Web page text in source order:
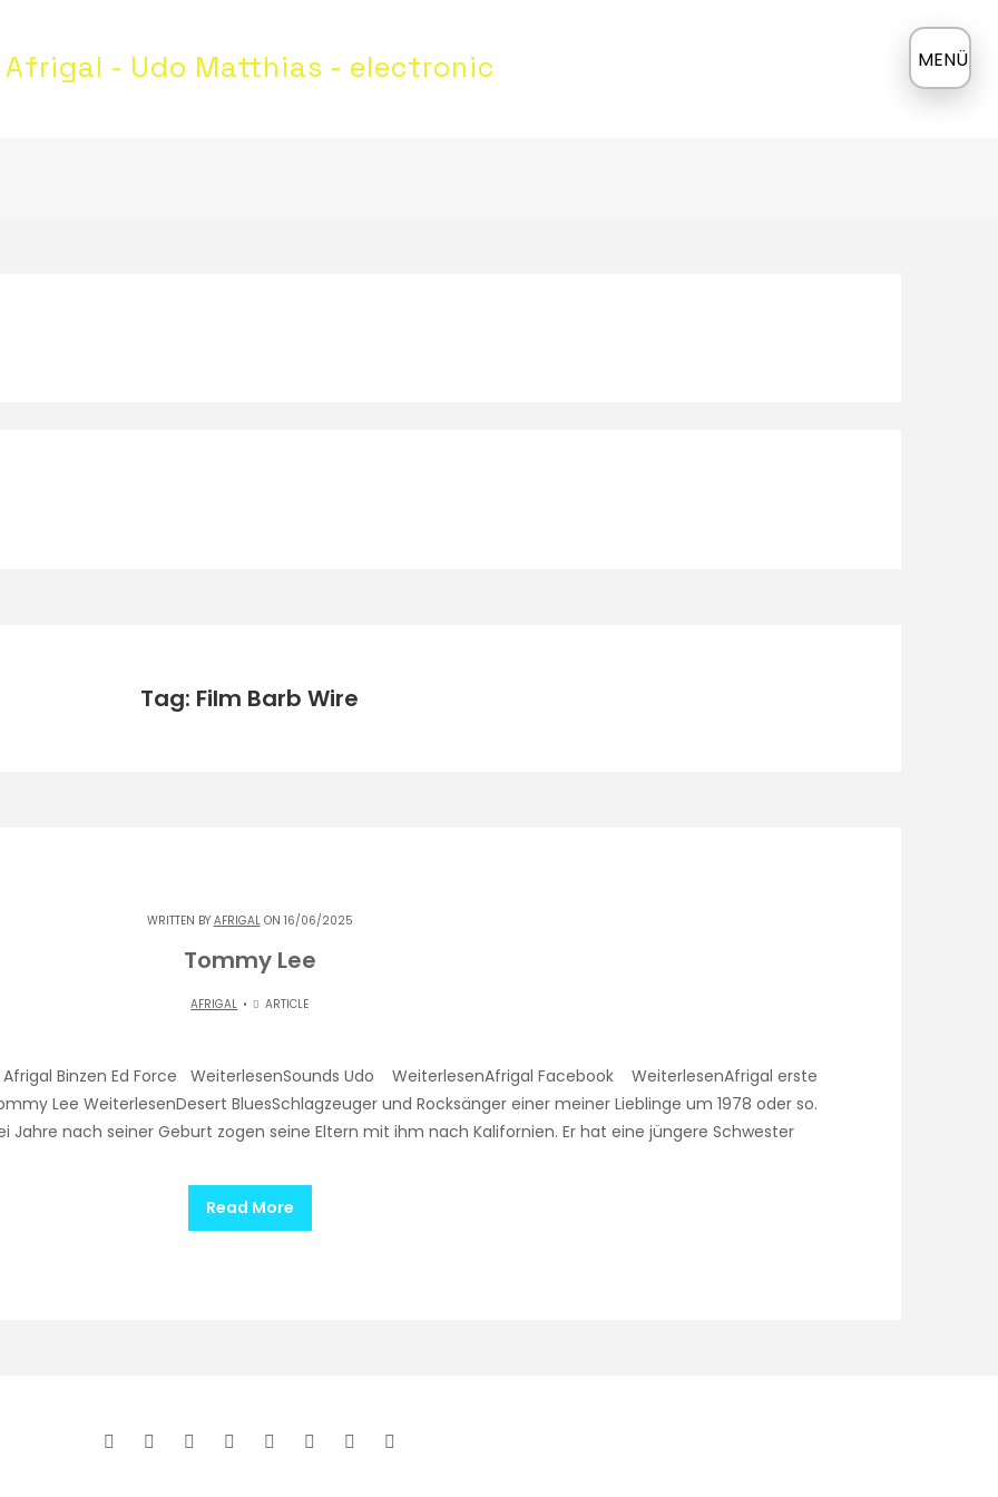
Afrigal - Udo Matthias - electronic ≡
Tag: Film Barb Wire
WRITTEN BY AFRIGALON 16/06/2025
Tommy Lee
AFRIGAL ARTICLE
Binzen Ed Force WeiterlesenSounds Udo WeiterlesenAfrigal Facebook WeiterlesenAfrigal erste
Lee WeiterlesenDesert BluesSchlagzeuger und Rocksänger einer meiner Lieblinge um 1978 oder so.
Jahre nach seiner Geburt zogen seine Eltern mit ihm nach Kalifornien. Er hat eine jüngere Schwester
Read More
MENÜ